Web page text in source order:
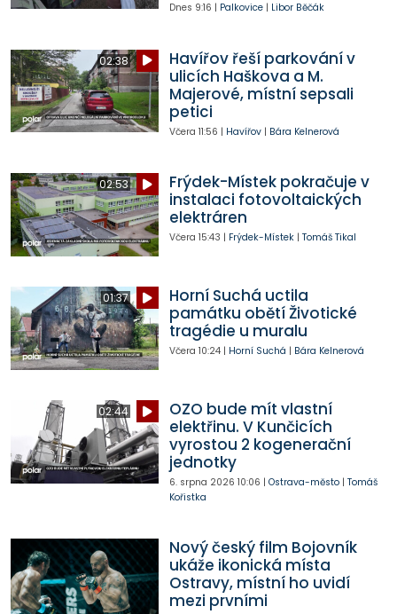
Dnes 9:16 | Palkovice| Libor Běčák
02:38
Havířov řeší parkování v
ulicích Haškova a M.
Majerové, místní sepsali
petici
Včera 11:56 | Havířov| Bára Kelnerová
02:53
Frýdek-Místek pokračuje v
instalaci fotovoltaických
elektráren
Včera 15:43 | Frýdek-Místek| Tomáš Tikal
01:37
Horní Suchá uctila
památku obětí Životické
tragédie u muralu
Včera 10:24| Horní Suchá | Bára Kelnerová
02:44
OZO bude mít vlastní
elektřinu. V Kunčicích
vyrostou 2 kogenerační
jednotky
6. srpna 2026 10:06 | Ostrava-město| Tomáš
Kořistka
Nový český film Bojovník
ukáže ikonická místa
Ostravy, místní ho uvidí
mezi prvními